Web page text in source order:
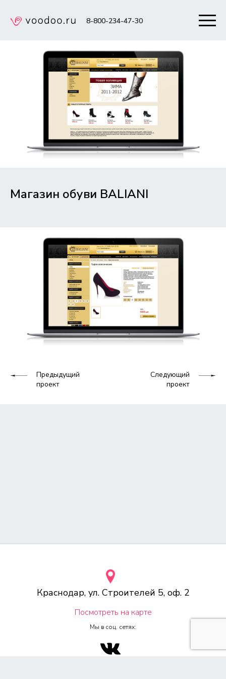
8-800-234-47-30
Магазин обуви BALIANI
Предыдущий
проект
Следующий
проект
Краснодар, ул. Строителей 5, оф. 2
Посмотреть на карте
Мы в соц. сетях: